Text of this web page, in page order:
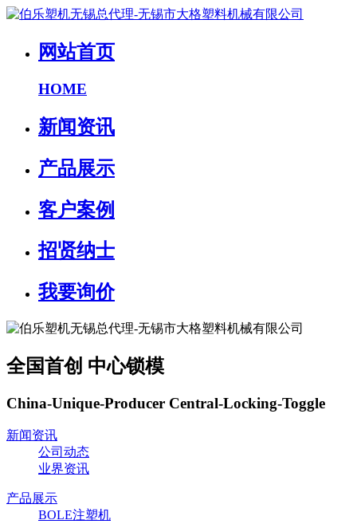
网站首页
HOME
新闻资讯
产品展示
客户案例
招贤纳士
我要询价
全国首创 中心锁模
China-Unique-Producer Central-Locking-Toggle
新闻资讯
公司动态
业界资讯
产品展示
BOLE注塑机